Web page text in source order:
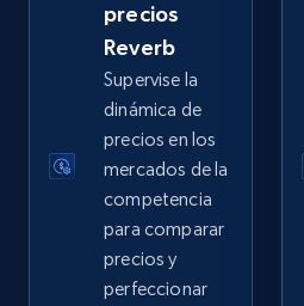
eBay - Gather data on
specified keywords
URL, Product id, Title, Seller
Seller reviews, Breadcrumbs,
2.5K+
precios
Reverb
Supervise la
dinámica de
precios en los
mercados de la
competencia
para comparar
precios y
perfeccionar